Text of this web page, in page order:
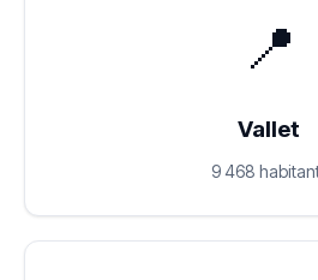
📍
Vallet
9 468